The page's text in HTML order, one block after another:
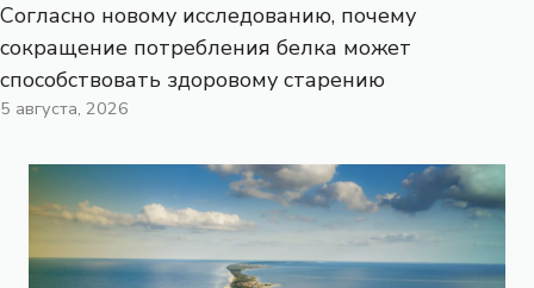
Согласно новому исследованию, почему
сокращение потребления белка может
способствовать здоровому старению
5 августа, 2026